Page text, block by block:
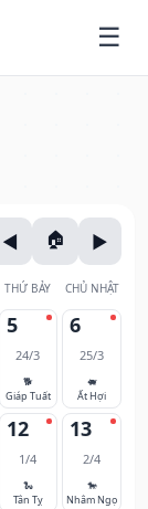
THỨ BẢY CHỦ NHẬT
5
24/3
🐕
Giáp Tuất
6
25/3
🐖
Ất Hợi
12
1/4
🐍
Tân Tỵ
13
2/4
🐎
Nhâm Ngọ